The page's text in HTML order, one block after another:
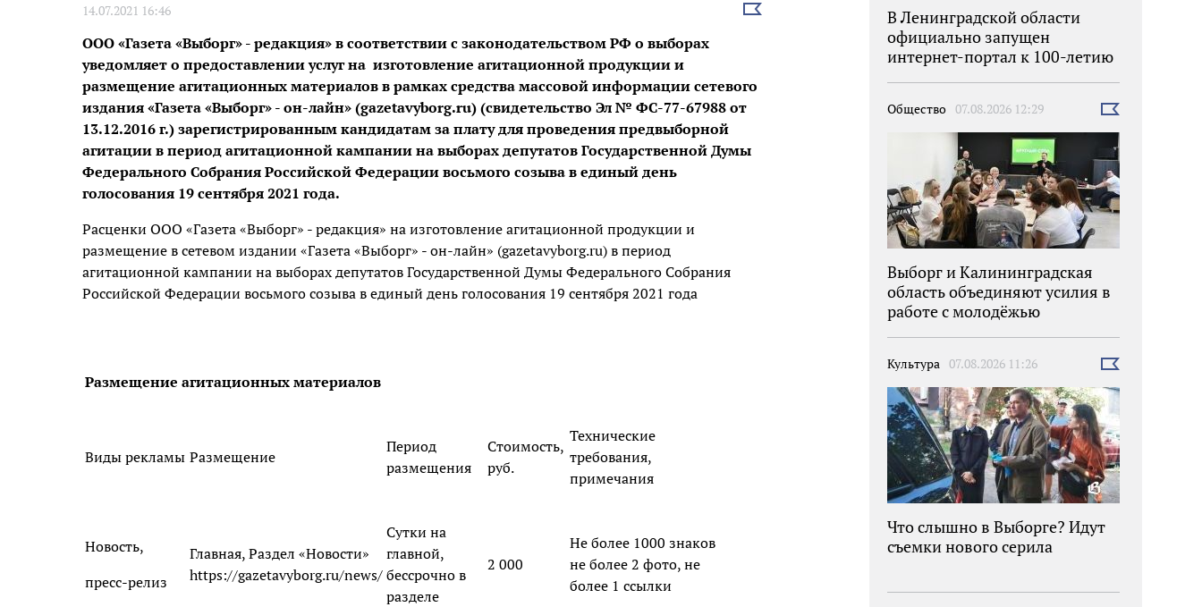
14.07.2021 16:46
Выбрать
ООО «Газета «Выборг» - редакция» в соответствии с законодательством РФ о выборах
уведомляет о предоставлении услуг на изготовление агитационной продукции и
размещение агитационных материалов в рамках средства массовой информации сетевого
издания «Газета «Выборг» - он-лайн» (gazetavyborg.ru) (свидетельство Эл № ФС-77-67988 от
13.12.2016 г.) зарегистрированным кандидатам за плату для проведения предвыборной
агитации в период агитационной кампании на выборах депутатов Государственной Думы
Федерального Собрания Российской Федерации восьмого созыва в единый день
голосования 19 сентября 2021 года.
Расценки ООО «Газета «Выборг» - редакция» на изготовление агитационной продукции и
размещение в сетевом издании «Газета «Выборг» - он-лайн» (gazetavyborg.ru) в период
агитационной кампании на выборах депутатов Государственной Думы Федерального Собрания
Российской Федерации восьмого созыва в единый день голосования 19 сентября 2021 года
Размещение агитационных материалов
Виды рекламы Размещение
Период
размещения
Стоимость,
руб.
Технические
требования,
примечания
Новость,
пресс-релиз
Главная, Раздел «Новости»
https://gazetavyborg.ru/news/
Сутки на
главной,
бессрочно в
разделе
2 000
Не более 1000 знаков
не более 2 фото, не
более 1 ссылки
В Ленинградской области
официально запущен
интернет-портал к 100-летию
Общество 07.08.2026 12:29
Выбрать
Выборг и Калининградская
область объединяют усилия в
работе с молодёжью
Культура 07.08.2026 11:26
Выбрать
Что слышно в Выборге? Идут
съемки нового серила